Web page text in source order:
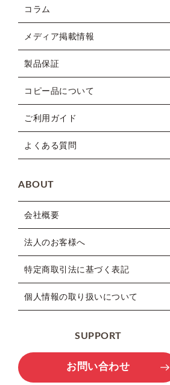
コラム
メディア掲載情報
製品保証
コピー品について
ご利用ガイド
よくある質問
ABOUT
会社概要
法人のお客様へ
特定商取引法に基づく表記
個人情報の取り扱いについて
SUPPORT
お問い合わせ